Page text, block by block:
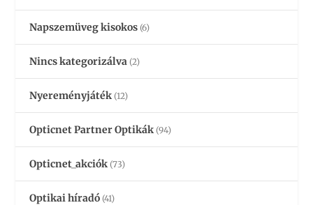
Napszemüveg kisokos (6)
Nincs kategorizálva (2)
Nyereményjáték (12)
Opticnet Partner Optikák (94)
Opticnet_akciók (73)
Optikai híradó (41)